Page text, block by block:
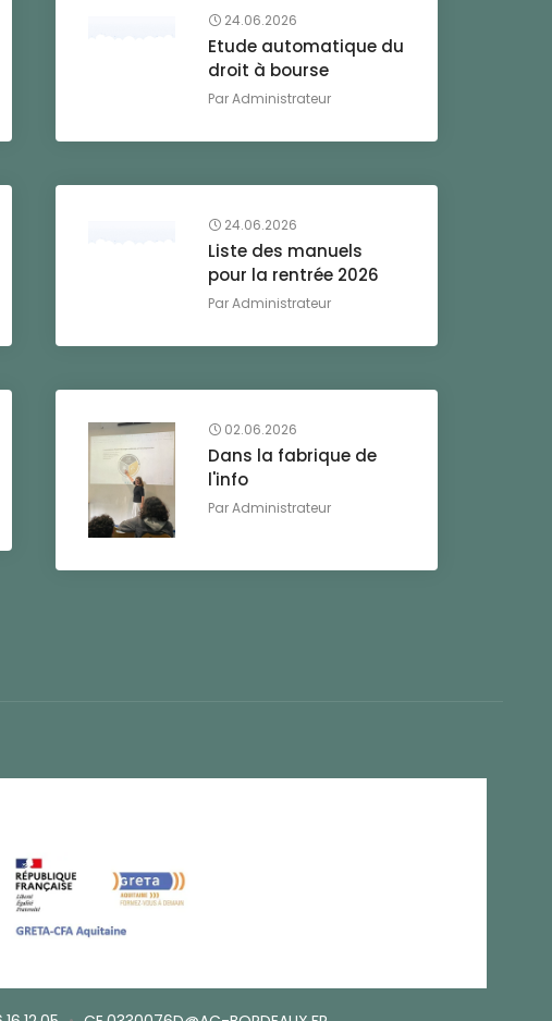
24.06.2026
Etude automatique du
droit à bourse
ParAdministrateur
24.06.2026
Liste des manuels
pour la rentrée 2026
ParAdministrateur
02.06.2026
Dans la fabrique de
l'info
ParAdministrateur